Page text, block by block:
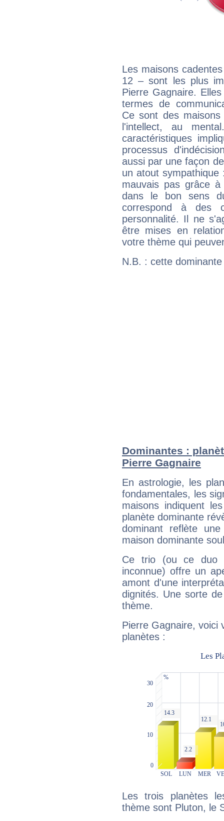
Les maisons
12 – sont les plus
Pierre Gagnaire.
termes de
Ce sont des
l'intellect, au
caractéristiques
processus
aussi par une façon
un atout
mauvais pas grâce
dans le bon sens
correspond à des
personnalité. Il ne
être mises en
votre thème qui
N.B. : cette
Dominantes :
Pierre Gagnaire
En astrologie, les
fondamentales, les
maisons indiquent
planète dominante
dominant reflète
maison dominante
Ce trio (ou ce duo
inconnue) offre un
amont d'une
dignités. Une sorte
thème.
Pierre Gagnaire, voici
planètes :
Les trois planètes
thème sont Pluton, le